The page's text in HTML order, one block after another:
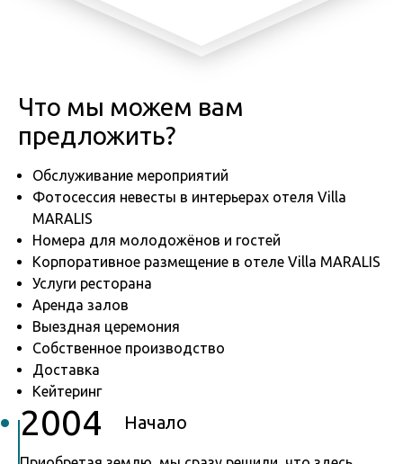
Что мы можем вам
предложить?
Обслуживание мероприятий
Фотосессия невесты в интерьерах отеля Villa
MARALIS
Номера для молодожёнов и гостей
Корпоративное размещение в отеле Villa MARALIS
Услуги ресторана
Аренда залов
Выездная церемония
Собственное производство
Доставка
Кейтеринг
2004 Начало